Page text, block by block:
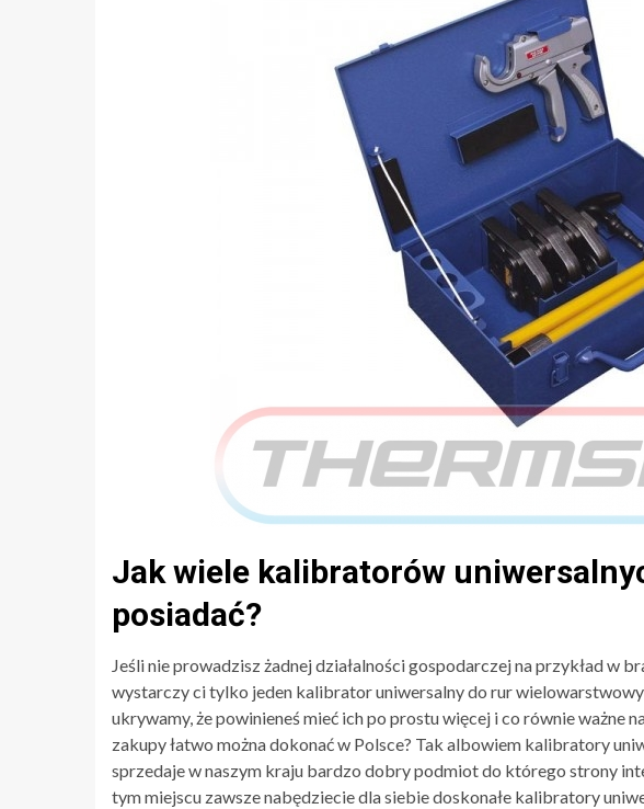
Jak wiele kalibratorów
posiadać?
Jeśli nie prowadzisz żadnej działalności gospodarczej na przykład w
wystarczy ci tylko jeden kalibrator uniwersalny do rur
ukrywamy, że powinieneś mieć ich po prostu więcej i co równie ważne
zakupy łatwo można dokonać w Polsce? Tak albowiem kalibratory
sprzedaje w naszym kraju bardzo dobry podmiot do którego strony
tym miejscu zawsze nabędziecie dla siebie doskonałe kalibratory